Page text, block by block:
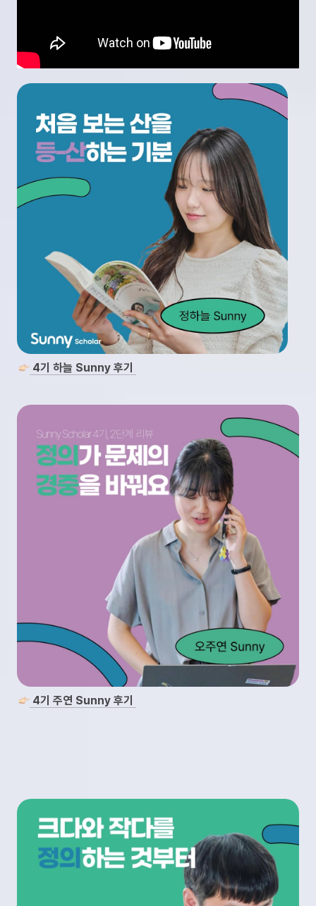
4기 하늘 Sunny 후기
4기 주연 Sunny 후기